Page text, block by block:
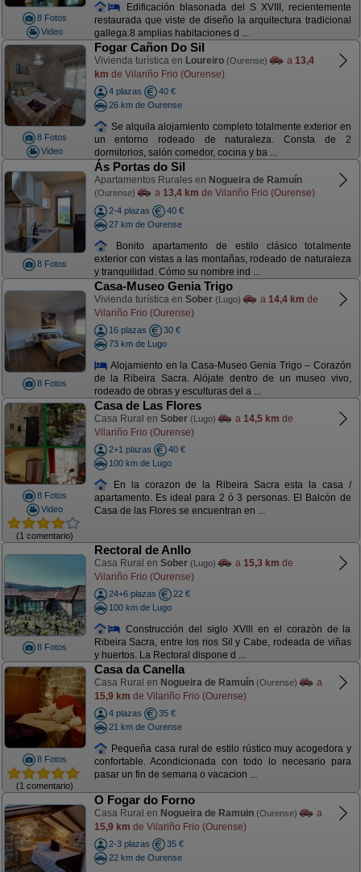
8 Fotos
Video
Edificación blasonada del S XVIII, recientemente
restaurada que viste de diseño la arquitectura tradicional
gallega.8 amplias habitaciones d ...
8 Fotos
Video
Fogar Cañon Do Sil
Vivienda turística en Loureiro (Ourense) a 13,4
km de Vilariño Frio (Ourense)
4 plazas
40 €
26 km de Ourense
Se alquila alojamiento completo totalmente exterior en
un entorno rodeado de naturaleza. Consta de 2
dormitorios, salón comedor, cocina y ba ...
8 Fotos
Ás Portas do Sil
Apartamentos Rurales en Nogueira de Ramuín
(Ourense) a 13,4 km de Vilariño Frio (Ourense)
2-4 plazas
40 €
27 km de Ourense
Bonito apartamento de estilo clásico totalmente
exterior con vistas a las montañas, rodeado de naturaleza
y tranquilidad. Cómo su nombre ind ...
8 Fotos
Casa-Museo Genia Trigo
Vivienda turística en Sober (Lugo) a 14,4 km de
Vilariño Frio (Ourense)
16 plazas
30 €
73 km de Lugo
Alojamiento en la Casa-Museo Genia Trigo – Corazón
de la Ribeira Sacra. Alójate dentro de un museo vivo,
rodeado de obras y esculturas del a ...
8 Fotos
Video
(1 comentario)
Casa de Las Flores
Casa Rural en Sober (Lugo) a 14,5 km de
Vilariño Frio (Ourense)
2+1 plazas
40 €
100 km de Lugo
En la corazon de la Ribeira Sacra esta la casa /
apartamento. Es ideal para 2 ó 3 personas. El Balcón de
Casa de las Flores se encuentran en ...
8 Fotos
Rectoral de Anllo
Casa Rural en Sober (Lugo) a 15,3 km de
Vilariño Frio (Ourense)
24+6 plazas
22 €
100 km de Lugo
Construcción del siglo XVlll en el corazòn de la
Ribeira Sacra, entre los rios Sil y Cabe, rodeada de viñas
y huertos. La Rectoral dispone d ...
8 Fotos
(1 comentario)
Casa da Canella
Casa Rural en Nogueira de Ramuín (Ourense)
a
15,9 km de Vilariño Frio (Ourense)
4 plazas
35 €
21 km de Ourense
Pequeña casa rural de estilo rústico muy acogedora y
confortable. Acondicionada con todo lo necesario para
pasar un fin de semana o vacacion ...
O Fogar do Forno
Casa Rural en Nogueira de Ramuin (Ourense)
a
15,9 km de Vilariño Frio (Ourense)
2-3 plazas
35 €
22 km de Ourense